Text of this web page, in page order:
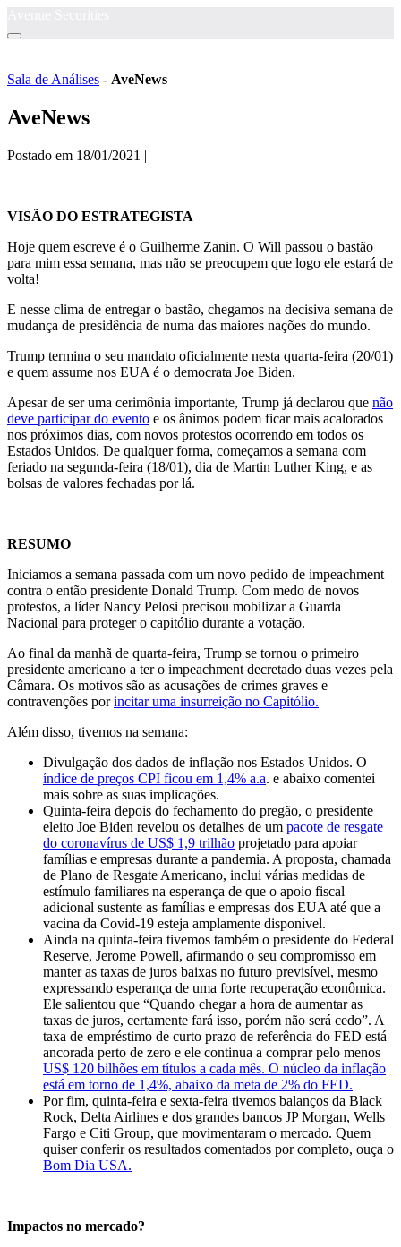
para
Alternância
Sala de Análises - AveNews
AveNews
Postado em 18/01/2021 |
VISÃO DO ESTRATEGISTA
Hoje quem escreve é o Guilherme Zanin. O Will passou o bastão
para mim essa semana, mas não se preocupem que logo ele estará de
volta!
E nesse clima de entregar o bastão, chegamos na decisiva semana de
mudança de presidência de numa das maiores nações do mundo.
Trump termina o seu mandato oficialmente nesta quarta-feira (20/01)
e quem assume nos EUA é o democrata Joe Biden.
Apesar de ser uma cerimônia importante, Trump já declarou que não
deve participar do evento e os ânimos podem ficar mais acalorados
nos próximos dias, com novos protestos ocorrendo em todos os
Estados Unidos. De qualquer forma, começamos a semana com
feriado na segunda-feira (18/01), dia de Martin Luther King, e as
bolsas de valores fechadas por lá.
RESUMO
Iniciamos a semana passada com um novo pedido de impeachment
contra o então presidente Donald Trump. Com medo de novos
protestos, a líder Nancy Pelosi precisou mobilizar a Guarda
Nacional para proteger o capitólio durante a votação.
Ao final da manhã de quarta-feira, Trump se tornou o primeiro
presidente americano a ter o impeachment decretado duas vezes pela
Câmara. Os motivos são as acusações de crimes graves e
contravenções porincitar uma insurreição no Capitólio.
Além disso, tivemos na semana:
Divulgação dos dados de inflação nos Estados Unidos. O
índice de preços CPI ficou em 1,4% a.a. e abaixo comentei
mais sobre as suas implicações.
Quinta-feira depois do fechamento do pregão, o presidente
eleito Joe Biden revelou os detalhes de um pacote de resgate
do coronavírus de US$ 1,9 trilhão projetado para apoiar
famílias e empresas durante a pandemia. A proposta, chamada
de Plano de Resgate Americano, inclui várias medidas de
estímulo familiares na esperança de que o apoio fiscal
adicional sustente as famílias e empresas dos EUA até que a
vacina da Covid-19 esteja amplamente disponível.
Ainda na quinta-feira tivemos também o presidente do Federal
Reserve, Jerome Powell, afirmando o seu compromisso em
manter as taxas de juros baixas no futuro previsível, mesmo
expressando esperança de uma forte recuperação econômica.
Ele salientou que “Quando chegar a hora de aumentar as
taxas de juros, certamente fará isso, porém não será cedo”. A
taxa de empréstimo de curto prazo de referência do FED está
ancorada perto de zero e ele continua a comprar pelo menos
US$ 120 bilhões em títulos a cada mês. O núcleo da inflação
está em torno de 1,4%, abaixo da meta de 2% do FED.
Por fim, quinta-feira e sexta-feira tivemos balanços da Black
Rock, Delta Airlines e dos grandes bancos JP Morgan, Wells
Fargo e Citi Group, que movimentaram o mercado. Quem
quiser conferir os resultados comentados por completo, ouça o
Bom Dia USA.
Impactos no mercado?